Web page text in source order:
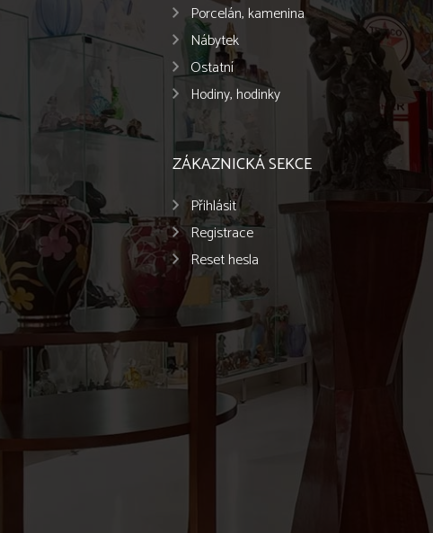
Porcelán, kamenina
Nábytek
Ostatní
Hodiny, hodinky
ZÁKAZNICKÁ SEKCE
Přihlásit
Registrace
Reset hesla